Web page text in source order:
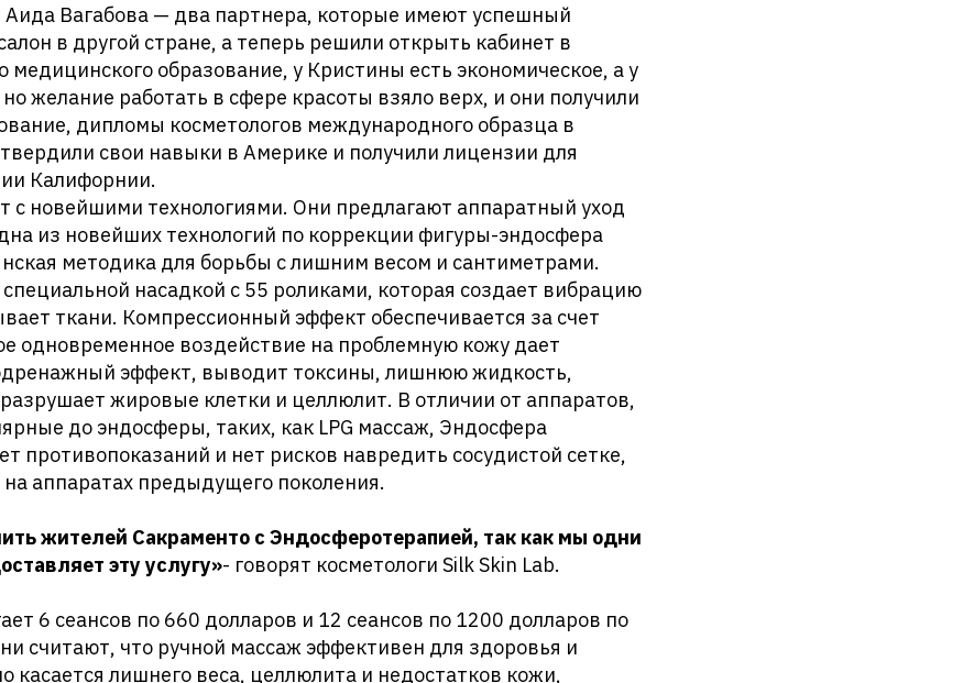
Аида Вагабова — два партнера, которые имеют успешный
в другой стране, а теперь решили открыть кабинет в
образование, у Кристины есть экономическое, а у
желание работать в сфере красоты взяло верх, и они получили
дипломы косметологов международного образца в
свои навыки в Америке и получили лицензии для
Калифорнии.
с новейшими технологиями. Они предлагают аппаратный уход
из новейших технологий по коррекции фигуры-эндосфера
методика для борьбы с лишним весом и сантиметрами.
насадкой с 55 роликами, которая создает вибрацию
ткани. Компрессионный эффект обеспечивается за счет
одновременное воздействие на проблемную кожу дает
эффект, выводит токсины, лишнюю жидкость,
жировые клетки и целлюлит. В отличии от аппаратов,
до эндосферы, таких, как LPG массаж, Эндосфера
противопоказаний и нет рисков навредить сосудистой сетке,
на аппаратах предыдущего поколения.
жителей Сакраменто с Эндосферотерапией, так как мы одни
эту услугу»- говорят косметологи Silk Skin Lab.
6 сеансов по 660 долларов и 12 сеансов по 1200 долларов по
считают, что ручной массаж эффективен для здоровья и
касается лишнего веса, целлюлита и недостатков кожи,